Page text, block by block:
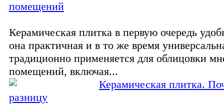
помещений
Керамическая плитка в первую очередь
она практичная и в то же время
традиционно применяется для облицовки
помещений, включая...
Керамическая плитка.
разницу